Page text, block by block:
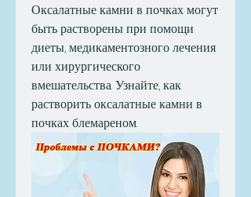
Оксалатные камни в почках могут
быть растворены при помощи
диеты, медикаментозного лечения
или хирургического
вмешательства. Узнайте, как
растворить оксалатные камни в
почках блемареном.